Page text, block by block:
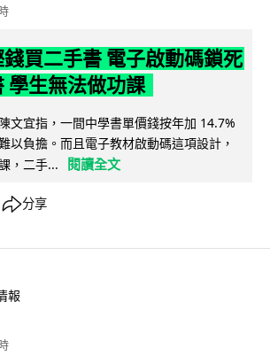
買二手書 電子啟動碼鎖死
學生無法做功課
文宜指，一間中學書單價錢按年加 14.7%
以負擔。而且電子教材啟動碼這項設計，
，二手...
閱讀全文
分享
報